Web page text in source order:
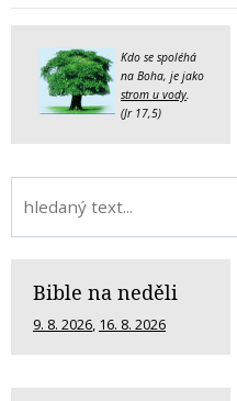
Kdo se spoléhá
na Boha, je jako
strom u vody
(Jr 17,5)
Bible na neděli
9. 8. 2026 16. 8. 2026